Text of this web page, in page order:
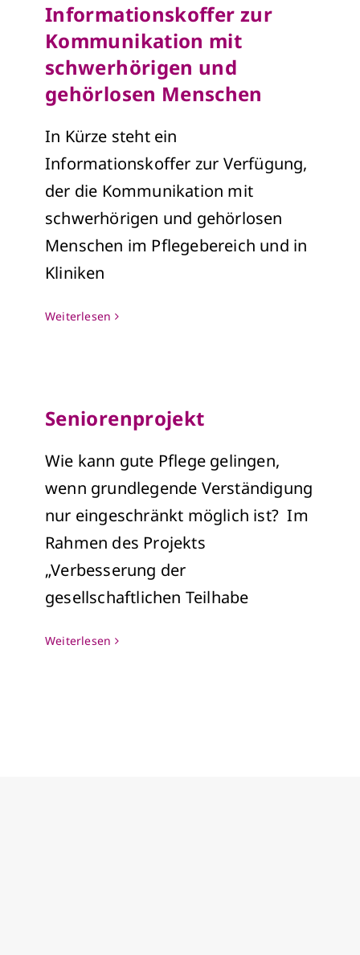
Informationskoffer zur
Kommunikation mit
schwerhörigen und
gehörlosen Menschen
In Kürze steht ein
Informationskoffer zur Verfügung,
der die Kommunikation mit
schwerhörigen und gehörlosen
Menschen im Pflegebereich und in
Kliniken
Weiterlesen
Seniorenprojekt
Wie kann gute Pflege gelingen,
wenn grundlegende Verständigung
nur eingeschränkt möglich ist? Im
Rahmen des Projekts
„Verbesserung der
gesellschaftlichen Teilhabe
Weiterlesen